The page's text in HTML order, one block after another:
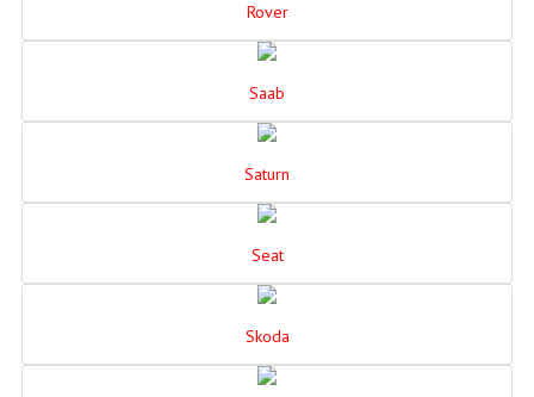
Rover
Saab
Saturn
Seat
Skoda